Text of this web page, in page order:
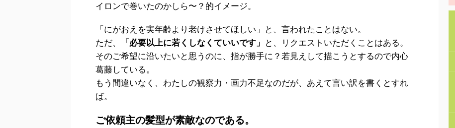
イロンで巻いたのかしら〜？的イメージ。
「にがおえを実年齢より老けさせてほしい」と、言われたことはない。
ただ、
「必要以上に若くしなくていいです」 と、リクエストいただくことはある。
そのご希望に沿いたいと思うのに、指が勝手に？若見えして描こうとするので内心
葛藤している。
もう間違いなく、わたしの観察力・画力不足なのだが、あえて言い訳を書くとすれ
ば。
ご依頼主の髪型が素敵なのである。